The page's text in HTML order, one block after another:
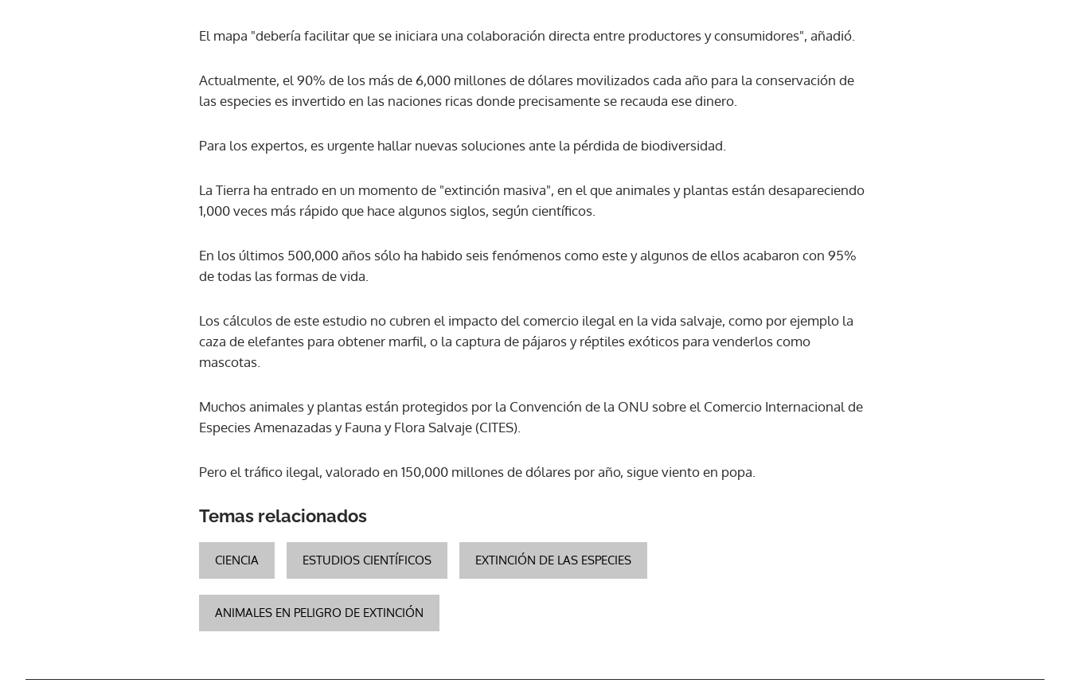
El mapa "debería facilitar que se iniciara una colaboración directa entre productores y consumidores", añadió.
Actualmente, el 90% de los más de 6,000 millones de dólares movilizados cada año para la conservación de
las especies es invertido en las naciones ricas donde precisamente se recauda ese dinero.
Para los expertos, es urgente hallar nuevas soluciones ante la pérdida de biodiversidad.
La Tierra ha entrado en un momento de "extinción masiva", en el que animales y plantas están desapareciendo
1,000 veces más rápido que hace algunos siglos, según científicos.
En los últimos 500,000 años sólo ha habido seis fenómenos como este y algunos de ellos acabaron con 95%
de todas las formas de vida.
Los cálculos de este estudio no cubren el impacto del comercio ilegal en la vida salvaje, como por ejemplo la
caza de elefantes para obtener marfil, o la captura de pájaros y réptiles exóticos para venderlos como
mascotas.
Muchos animales y plantas están protegidos por la Convención de la ONU sobre el Comercio Internacional de
Especies Amenazadas y Fauna y Flora Salvaje (CITES).
Pero el tráfico ilegal, valorado en 150,000 millones de dólares por año, sigue viento en popa.
Temas relacionados
CIENCIA ESTUDIOS CIENTÍFICOS EXTINCIÓN DE LAS ESPECIES
ANIMALES EN PELIGRO DE EXTINCIÓN